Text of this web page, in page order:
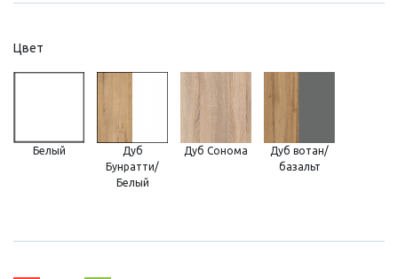
Цвет
Белый
Дуб
Бунратти/
Белый
Дуб Сонома
Дуб вотан/
базальт